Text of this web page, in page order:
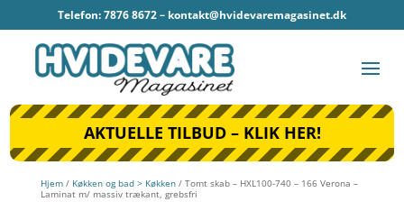
Telefon: 7876 8672 – kontakt@hvidevaremagasinet.dk
AKTUELLE TILBUD – KLIK HER!
Hjem/ Køkken og bad > Køkken/ Tomt skab – HXL100-740 – 166 Verona –
Laminat m/ massiv trækant, grebsfri